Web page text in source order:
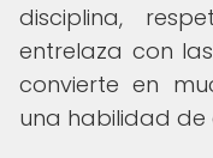
disciplina,
entrelaza con
convierte en
una habilidad